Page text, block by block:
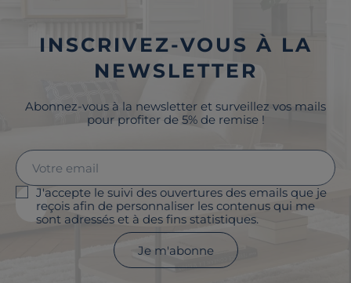
INSCRIVEZ-VOUS À LA
NEWSLETTER
Abonnez-vous à la newsletter et surveillez vos mails
pour profiter de 5% de remise !
J'accepte le suivi des ouvertures des emails que je
reçois afin de personnaliser les contenus qui me
sont adressés et à des fins statistiques.
Je m'abonne